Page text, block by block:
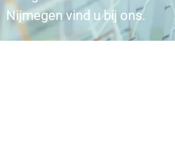
Nijmegen vind u bij ons.